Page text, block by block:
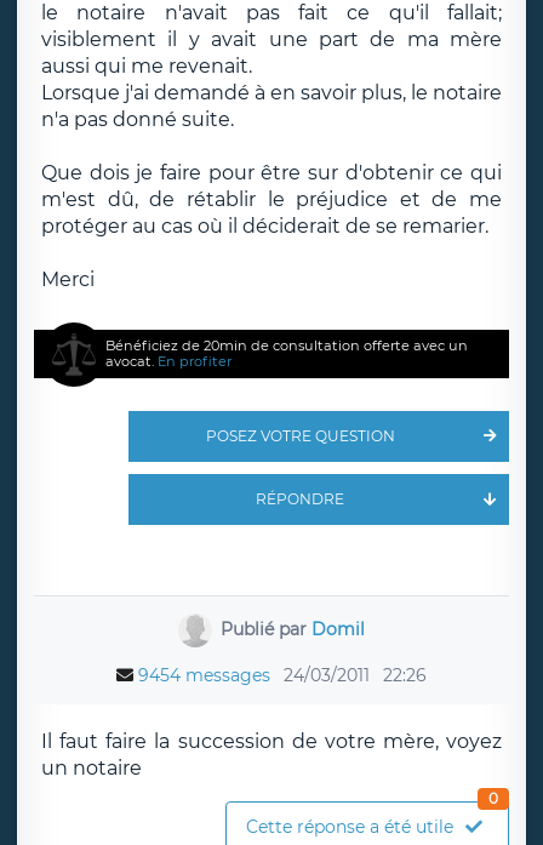
le notaire n'avait pas fait ce qu'il fallait;
visiblement il y avait une part de ma mère
aussi qui me revenait.
Lorsque j'ai demandé à en savoir plus, le notaire
n'a pas donné suite.
Que dois je faire pour être sur d'obtenir ce qui
m'est dû, de rétablir le préjudice et de me
protéger au cas où il déciderait de se remarier.
Merci
Bénéficiez de 20min de consultation offerte avec un
avocat. En profiter
POSEZ VOTRE QUESTION
RÉPONDRE
Publié par Domil
9454 messages 24/03/2011 22:26
Il faut faire la succession de votre mère, voyez
un notaire
Cette réponse a été utile
0